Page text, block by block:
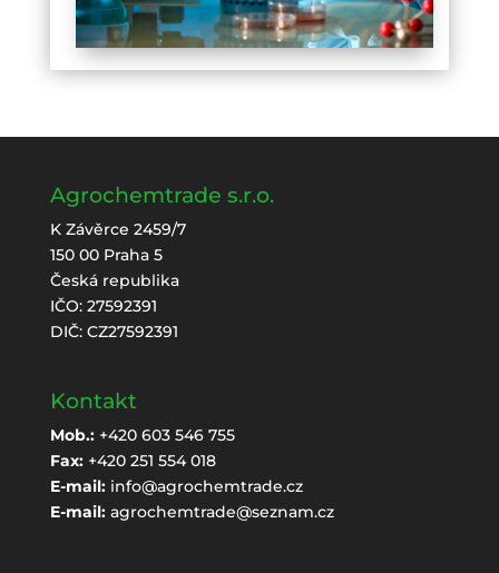
Agrochemtrade s.r.o.
K Závěrce 2459/7
150 00 Praha 5
Česká republika
IČO: 27592391
DIČ: CZ27592391
Kontakt
Mob.:+420 603 546 755
Fax:+420 251 554 018
E-mail: info@agrochemtrade.cz
E-mail: agrochemtrade@seznam.cz